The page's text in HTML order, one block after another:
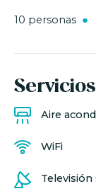
10 personas
Servicios
Aire
WiFi
Televisión